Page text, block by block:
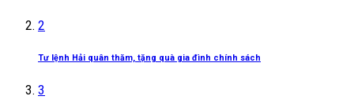
2
Tư lệnh Hải quân thăm, tặng quà gia đình chính sách
3